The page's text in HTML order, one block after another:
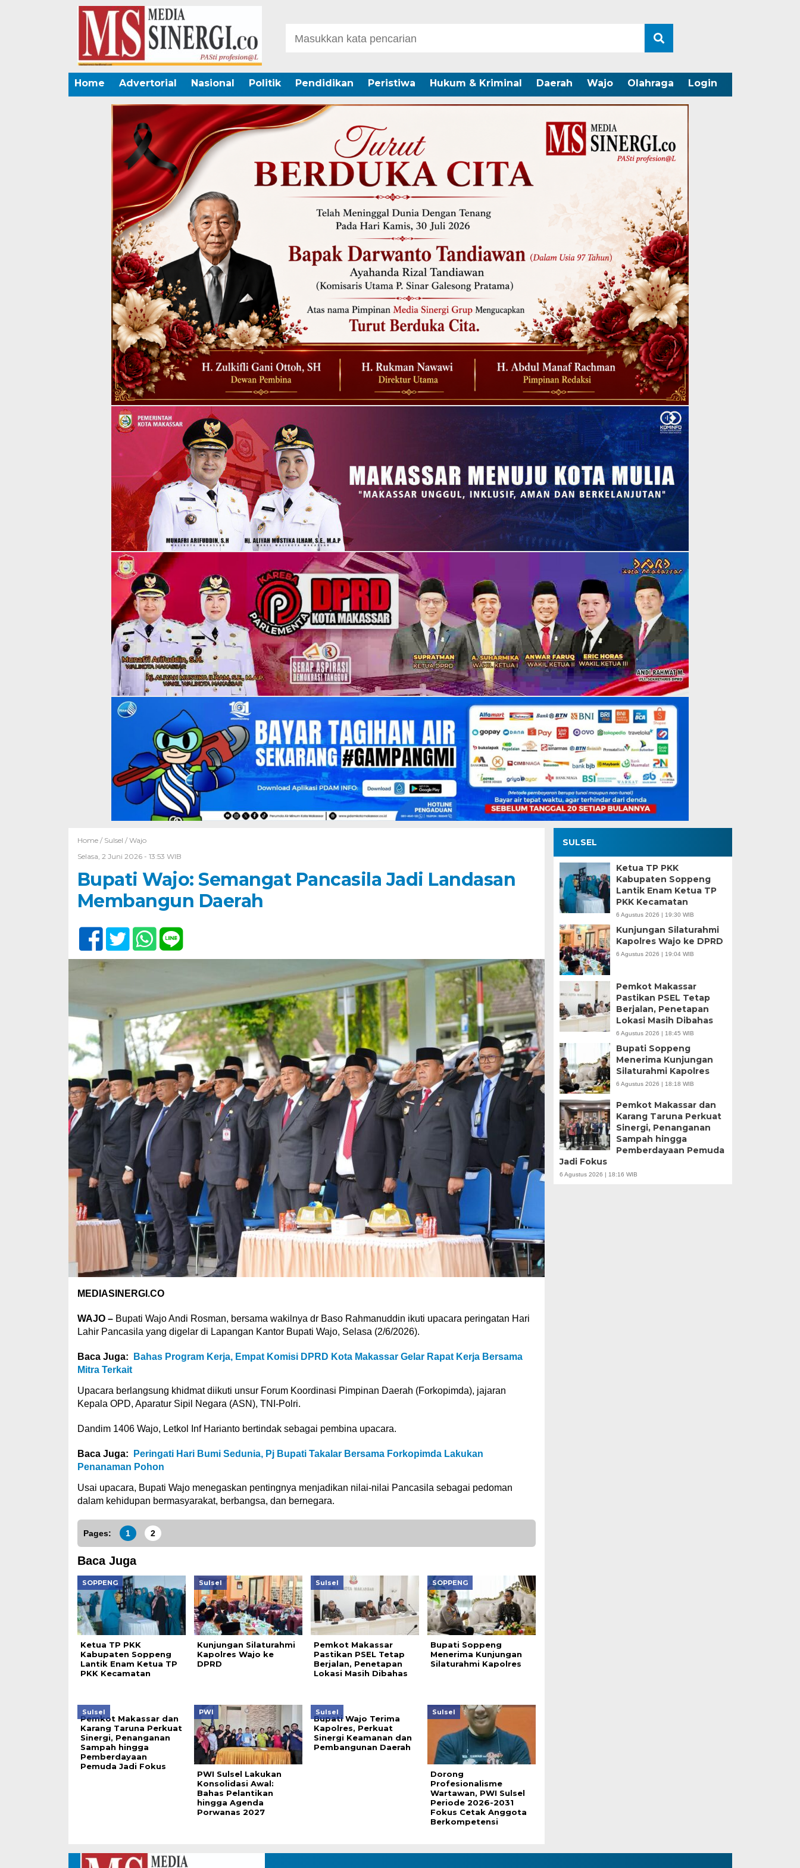
Home Advertorial Nasional Politik Pendidikan Peristiwa Hukum & Kriminal Daerah Wajo Olahraga Login
Home / Sulsel / Wajo
Selasa, 2 Juni 2026 - 13:53 WIB
Bupati Wajo: Semangat Pancasila Jadi Landasan
Membangun Daerah
MEDIASINERGI.CO
WAJO –Bupati Wajo Andi Rosman, bersama wakilnya dr Baso Rahmanuddin ikuti upacara peringatan Hari
Lahir Pancasila yang digelar di Lapangan Kantor Bupati Wajo, Selasa (2/6/2026).
Baca Juga:
Bahas Program Kerja, Empat Komisi DPRD Kota Makassar Gelar Rapat Kerja Bersama
Mitra Terkait
Upacara berlangsung khidmat diikuti unsur Forum Koordinasi Pimpinan Daerah (Forkopimda), jajaran
Kepala OPD, Aparatur Sipil Negara (ASN), TNI-Polri.
Dandim 1406 Wajo, Letkol Inf Harianto bertindak sebagai pembina upacara.
Baca Juga:
Peringati Hari Bumi Sedunia, Pj Bupati Takalar Bersama Forkopimda Lakukan
Penanaman Pohon
Usai upacara, Bupati Wajo menegaskan pentingnya menjadikan nilai-nilai Pancasila sebagai pedoman
dalam kehidupan bermasyarakat, berbangsa, dan bernegara.
Pages: 1 2
Baca Juga
SOPPENG
Ketua TP PKK
Kabupaten Soppeng
Lantik Enam Ketua TP
PKK Kecamatan
Sulsel
Kunjungan Silaturahmi
Kapolres Wajo ke
DPRD
Sulsel
Pemkot Makassar
Pastikan PSEL Tetap
Berjalan, Penetapan
Lokasi Masih Dibahas
SOPPENG
Bupati Soppeng
Menerima Kunjungan
Silaturahmi Kapolres
Sulsel
Pemkot Makassar dan
Karang Taruna Perkuat
Sinergi, Penanganan
Sampah hingga
Pemberdayaan
Pemuda Jadi Fokus
PWI
PWI Sulsel Lakukan
Konsolidasi Awal:
Bahas Pelantikan
hingga Agenda
Porwanas 2027
Sulsel
Bupati Wajo Terima
Kapolres, Perkuat
Sinergi Keamanan dan
Pembangunan Daerah
Sulsel
Dorong
Profesionalisme
Wartawan, PWI Sulsel
Periode 2026-2031
Fokus Cetak Anggota
Berkompetensi
SULSEL
Ketua TP PKK
Kabupaten Soppeng
Lantik Enam Ketua TP
PKK Kecamatan
6 Agustus 2026 | 19:30 WIB
Kunjungan Silaturahmi
Kapolres Wajo ke DPRD
6 Agustus 2026 | 19:04 WIB
Pemkot Makassar
Pastikan PSEL Tetap
Berjalan, Penetapan
Lokasi Masih Dibahas
6 Agustus 2026 | 18:45 WIB
Bupati Soppeng
Menerima Kunjungan
Silaturahmi Kapolres
6 Agustus 2026 | 18:18 WIB
Pemkot Makassar dan
Karang Taruna Perkuat
Sinergi, Penanganan
Sampah hingga
Pemberdayaan Pemuda
Jadi Fokus
6 Agustus 2026 | 18:16 WIB